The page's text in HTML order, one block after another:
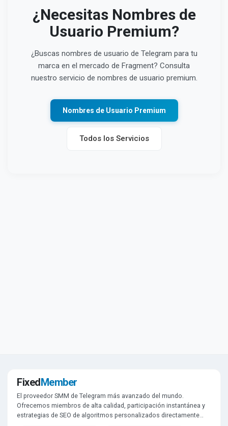
¿Necesitas Nombres de
Usuario Premium?
¿Buscas nombres de usuario de Telegram para tu
marca en el mercado de Fragment? Consulta
nuestro servicio de nombres de usuario premium.
Nombres de Usuario Premium
Todos los Servicios
FixedMember
El proveedor SMM de Telegram más avanzado del mundo.
Ofrecemos miembros de alta calidad, participación instantánea y
estrategias de SEO de algoritmos personalizados directamente